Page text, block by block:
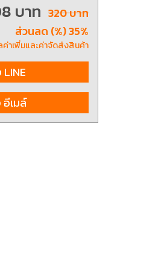
and Assembly Tools /
บาท 320 บาท
ส่วนลด (%) 35%
ค่าเพิ่มและค่าจัดส่งสินค้า
เมล์